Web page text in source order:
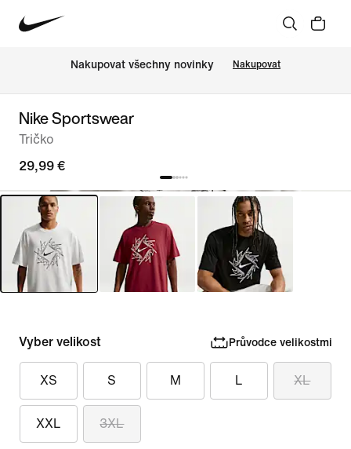
Nakupovat všechny novinky Nakupovat
Nike Sportswear
Tričko
29,99 €
Vyber velikost Průvodce velikostmi
XS S M L XL
XXL 3XL